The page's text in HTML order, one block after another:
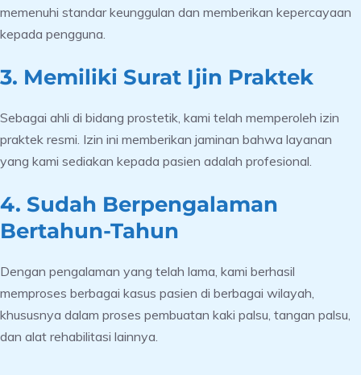
memenuhi standar keunggulan dan memberikan kepercayaan
kepada pengguna.
3. Memiliki Surat Ijin Praktek
Sebagai ahli di bidang prostetik, kami telah memperoleh izin
praktek resmi. Izin ini memberikan jaminan bahwa layanan
yang kami sediakan kepada pasien adalah profesional.
4. Sudah Berpengalaman
Bertahun-Tahun
Dengan pengalaman yang telah lama, kami berhasil
memproses berbagai kasus pasien di berbagai wilayah,
khususnya dalam proses pembuatan kaki palsu, tangan palsu,
dan alat rehabilitasi lainnya.